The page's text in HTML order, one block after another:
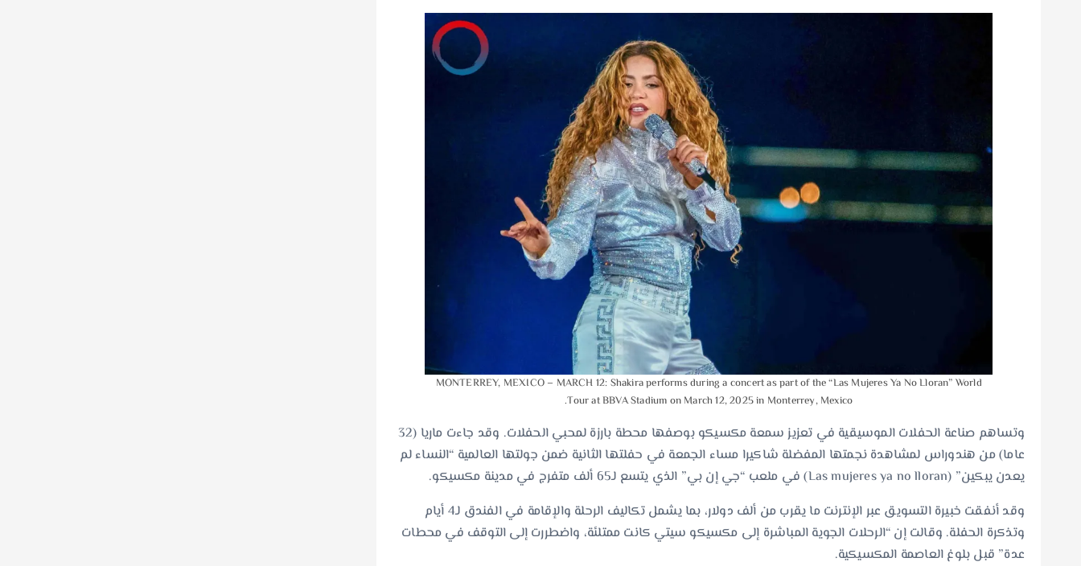
MONTERREY, MEXICO – MARCH 12: Shakira performs during a concert as part of the “Las Mujeres Ya No Lloran” World
Tour at BBVA Stadium on March 12, 2025 in Monterrey, Mexico.
وتساهم صناعة الحفلات الموسيقية في تعزيز سمعة مكسيكو بوصفها محطة بارزة لمحبي الحفلات. وقد جاءت ماريا (32
عاما) من هندوراس لمشاهدة نجمتها المفضلة شاكيرا مساء الجمعة في حفلتها الثانية ضمن جولتها العالمية “النساء لم
يعدن يبكين” (Las mujeres ya no lloran) في ملعب “جي إن بي” الذي يتسع لـ65 ألف متفرج في مدينة مكسيكو.
وقد أنفقت خبيرة التسويق عبر الإنترنت ما يقرب من ألف دولار، بما يشمل تكاليف الرحلة والإقامة في الفندق لـ4 أيام
وتذكرة الحفلة. وقالت إن “الرحلات الجوية المباشرة إلى مكسيكو سيتي كانت ممتلئة، واضطررت إلى التوقف في محطات
عدة” قبل بلوغ العاصمة المكسيكية.